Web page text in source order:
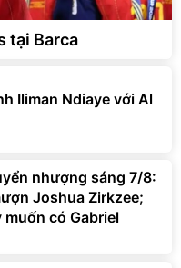
tại Barca
Iliman Ndiaye với Al
nhượng sáng 7/8:
Joshua Zirkzee;
muốn có Gabriel